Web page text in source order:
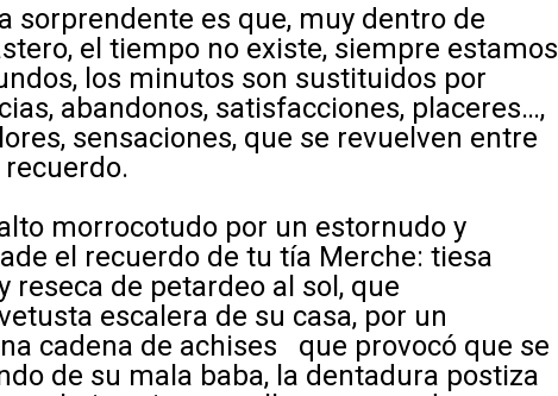
sorprendente es que, muy dentro de
el tiempo no existe, siempre estamos
los minutos son sustituidos por
abandonos, satisfacciones, placeres…,
sensaciones, que se revuelven entre
morrocotudo por un estornudo y
el recuerdo de tu tía Merche: tiesa
reseca de petardeo al sol, que
escalera de su casa, por un
cadena de achises que provocó que se
de su mala baba, la dentadura postiza